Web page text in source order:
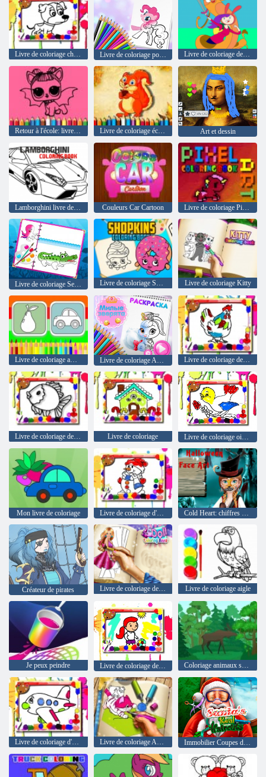
Livre de coloriage chiens Livre de coloriage poney mignon Livre de coloriage de temps d'aventure
Retour à l'école: livre de coloriage Lol Livre de coloriage écureuil Art et dessin
Couleurs Car Cartoon
Livre de coloriage Shopkins Livre de coloriage Kitty
Livre de coloriage amusant Livre de coloriage Animaux mignons Livre de coloriage de poulet
Livre de coloriage de poisson Livre de coloriage Livre de coloriage oiseaux
Mon livre de coloriage Livre de coloriage d'hiver
Créateur de pirates Livre de coloriage de poupée Livre de coloriage aigle
Je peux peindre Livre de coloriage de football Coloriage animaux sauvages
Immobilier Coupes du Père Noël